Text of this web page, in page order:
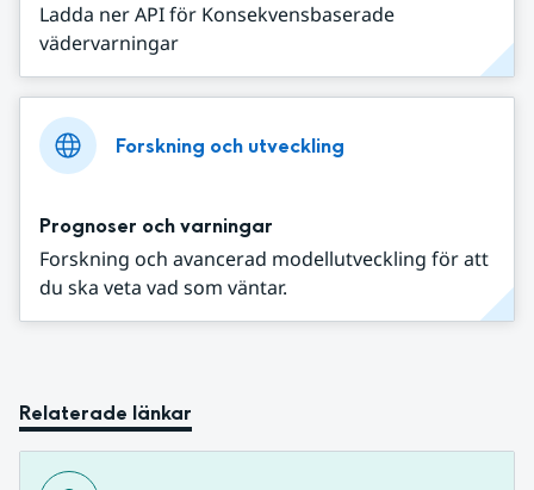
Ladda ner API för Konsekvensbaserade
vädervarningar
Forskning och utveckling
Prognoser och varningar
Forskning och avancerad modellutveckling för att
du ska veta vad som väntar.
Relaterade länkar